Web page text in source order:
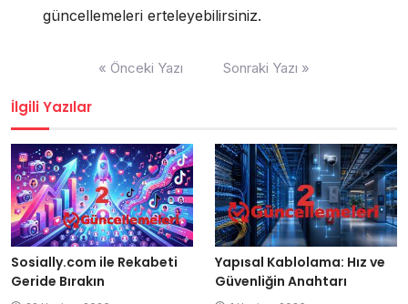
güncellemeleri erteleyebilirsiniz.
« Önceki Yazı Sonraki Yazı »
İlgili Yazılar
Sosially.com ile Rekabeti
Geride Bırakın
Yapısal Kablolama: Hız ve
Güvenliğin Anahtarı